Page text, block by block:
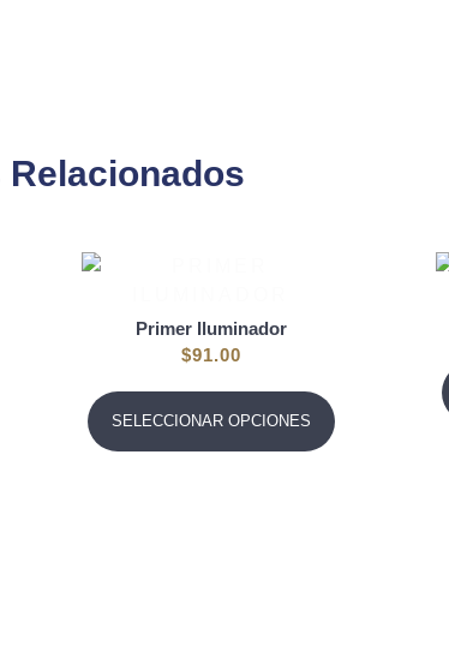
Primer Iluminador
$91.00
SELECCIONAR OPCIONES